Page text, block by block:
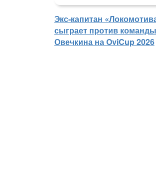
Экс-капитан
сыграет против команды
Овечкина на OviCup 2026